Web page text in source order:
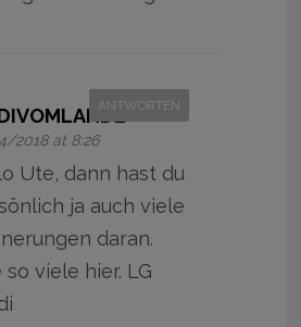
2018 at 8:26
ANTWORTEN
Ute, dann hast du
ja auch viele
daran.
so viele hier. LG